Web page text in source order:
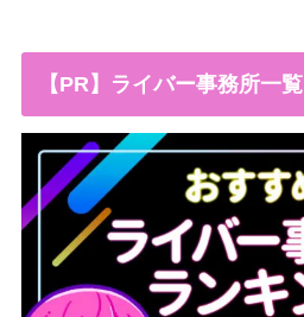
【PR】ライバー事務所一覧